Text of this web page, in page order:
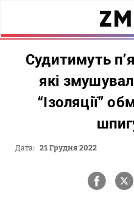
Судитимуть
які
“Ізоляції”
Дата: 21 Грудня 2022